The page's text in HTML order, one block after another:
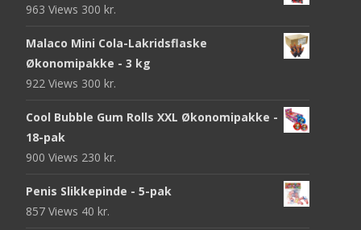
963 Views 300 kr.
Malaco Mini Cola-Lakridsflaske
Økonomipakke - 3 kg
922 Views 300 kr.
Cool Bubble Gum Rolls XXL Økonomipakke -
18-pak
900 Views 230 kr.
Penis Slikkepinde - 5-pak
857 Views 40 kr.